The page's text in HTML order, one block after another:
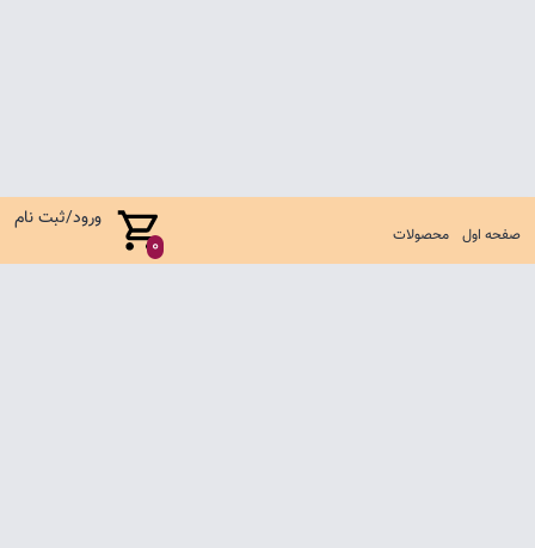
صفحه اول محصولات 0
ورود/ثبت نام